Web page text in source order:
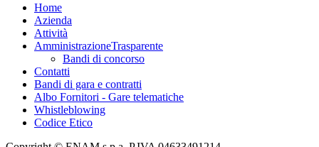
Home
Azienda
Attività
AmministrazioneTrasparente
Bandi di concorso
Contatti
Bandi di gara e contratti
Albo Fornitori - Gare telematiche
Whistleblowing
Codice Etico